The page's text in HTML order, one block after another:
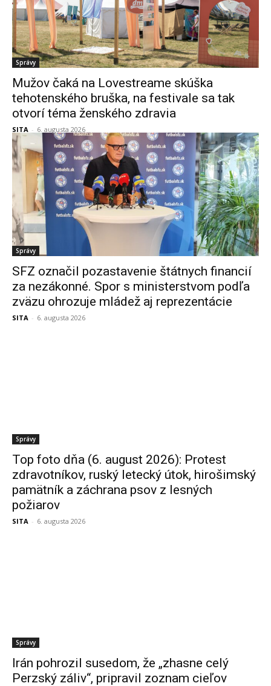
Správy
Mužov čaká na Lovestreame skúška
tehotenského bruška, na festivale sa tak
otvorí téma ženského zdravia
SITA - 6. augusta 2026
Správy
SFZ označil pozastavenie štátnych financií
za nezákonné. Spor s ministerstvom podľa
zväzu ohrozuje mládež aj reprezentácie
SITA - 6. augusta 2026
Správy
Top foto dňa (6. august 2026): Protest
zdravotníkov, ruský letecký útok, hirošimský
pamätník a záchrana psov z lesných
požiarov
SITA - 6. augusta 2026
Správy
Irán pohrozil susedom, že „zhasne celý
Perzský záliv“, pripravil zoznam cieľov